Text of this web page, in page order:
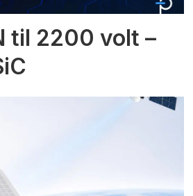
til 2200 volt –